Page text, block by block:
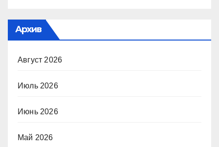
Архив
Август 2026
Июль 2026
Июнь 2026
Май 2026